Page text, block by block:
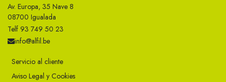
Av. Europa, 35 Nave 8
08700 Igualada
Telf 93 749 50 23
info@alfil.be
Servicio al cliente
Aviso Legal y Cookies